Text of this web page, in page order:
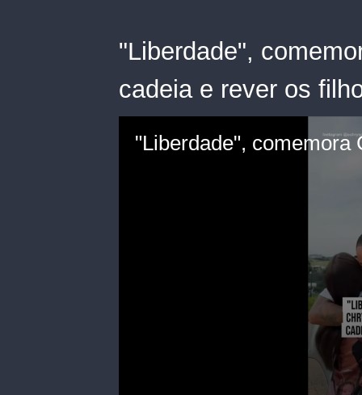
"Liberdade",
cadeia e rever os